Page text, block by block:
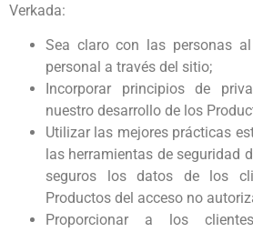
Verkada:
Sea claro con las personas
personal a través del sitio;
Incorporar principios de
nuestro desarrollo de los
Utilizar las mejores prácticas
las herramientas de seguridad
seguros los datos de los
Productos del acceso no
Proporcionar a los